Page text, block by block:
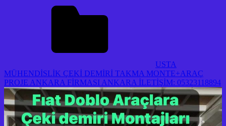
USTA
MÜHENDİSLİK ÇEKİ DEMİRİ TAKMA MONTE+ARAÇ
PROJE ANKARA FİRMASI ANKARA İLETİŞİM: 05323118894